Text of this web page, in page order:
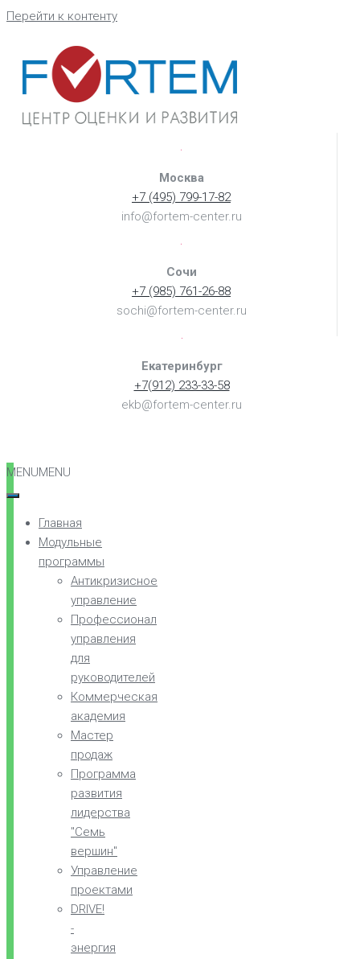
Перейти к контенту
Москва
+7 (495) 799-17-82
info@fortem-center.ru
Сочи
+7 (985) 761-26-88
sochi@fortem-center.ru
Екатеринбург
+7(912) 233-33-58
ekb@fortem-center.ru
MENUMENU
Главная
Модульные
программы
Антикризисное
управление
Профессионал
управления
для
руководителей
Коммерческая
академия
Мастер
продаж
Программа
развития
лидерства
"Семь
вершин"
Управление
проектами
DRIVE!
-
энергия